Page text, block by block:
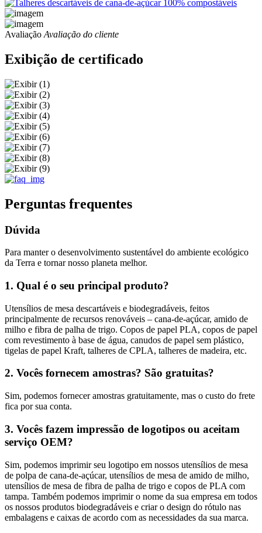
Avaliação Avaliação do cliente
Exibição de certificado
Perguntas frequentes
Dúvida
Para manter o desenvolvimento sustentável do ambiente ecológico
da Terra e tornar nosso planeta melhor.
1. Qual é o seu principal produto?
Utensílios de mesa descartáveis ​​e biodegradáveis, feitos
principalmente de recursos renováveis ​​– cana-de-açúcar, amido de
milho e fibra de palha de trigo. Copos de papel PLA, copos de papel
com revestimento à base de água, canudos de papel sem plástico,
tigelas de papel Kraft, talheres de CPLA, talheres de madeira, etc.
2. Vocês fornecem amostras? São gratuitas?
Sim, podemos fornecer amostras gratuitamente, mas o custo do frete
fica por sua conta.
3. Vocês fazem impressão de logotipos ou aceitam
serviço OEM?
Sim, podemos imprimir seu logotipo em nossos utensílios de mesa
de polpa de cana-de-açúcar, utensílios de mesa de amido de milho,
utensílios de mesa de fibra de palha de trigo e copos de PLA com
tampa. Também podemos imprimir o nome da sua empresa em todos
os nossos produtos biodegradáveis ​​e criar o design do rótulo nas
embalagens e caixas de acordo com as necessidades da sua marca.